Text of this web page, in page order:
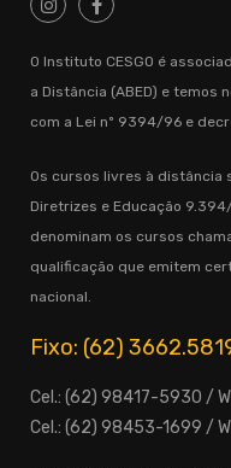
O Instituto CESGO é
a Distância (ABED) e temos
com a Lei nº 9394/96 e
Os cursos livres à distância
Diretrizes e Educação
denominam os cursos
qualificação que emitem
nacional.
Fixo: (62)
Cel.: (62) 98417-5930 /
Cel.: (62) 98453-1699 /